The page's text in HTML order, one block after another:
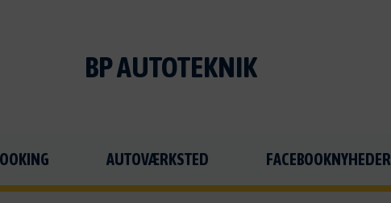
BP AUTOTEKNIK
AUTOVÆRKSTED FACEBOOKNYHEDER